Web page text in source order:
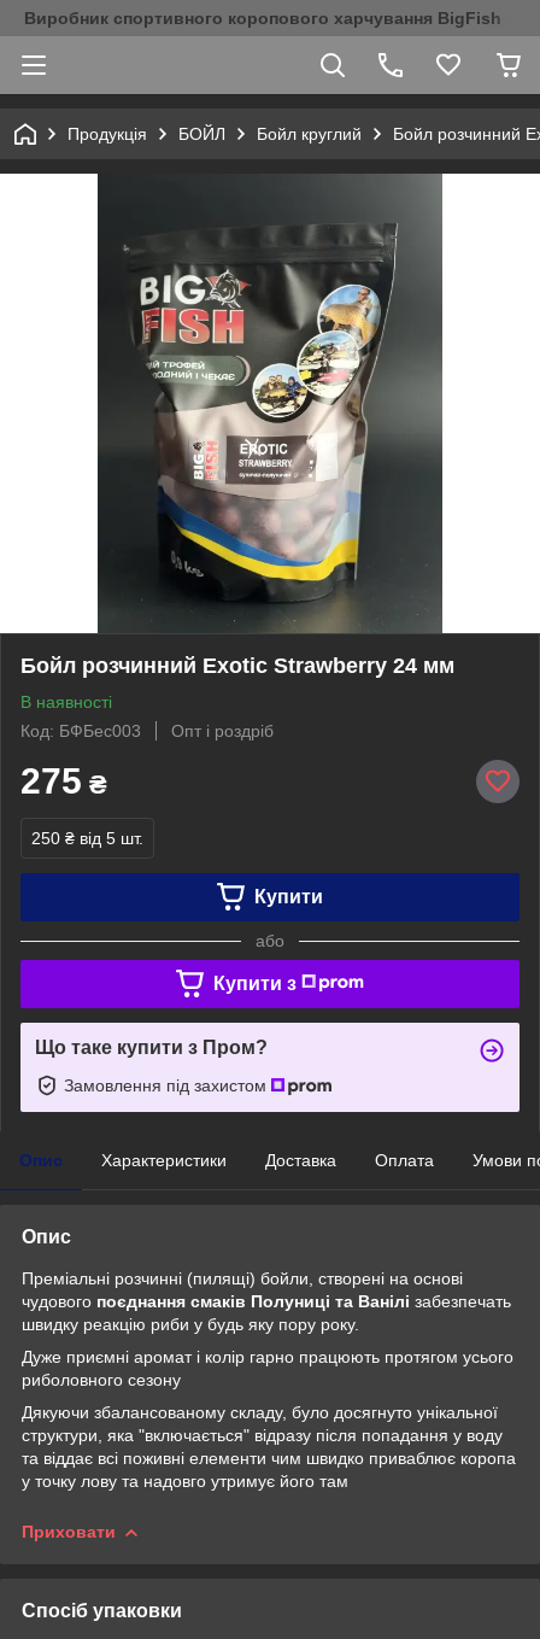
Виробник спортивного коропового харчування BigFish
Продукція БОЙЛ Бойл круглий Бойл розчинний
Бойл розчинний Exotic Strawberry 24 мм
В наявності
Код: БФБес003
Опт і роздріб
275 ₴
250 ₴ від 5 шт.
Купити
або
Купити з
Що таке купити з Пром?
Замовлення під захистом
Опис Характеристики Доставка Оплата Умови
Опис
Преміальні розчинні (пилящі) бойли, створені на основі
чудового поєднання смаків Полуниці та Ванілі забезпечать
швидку реакцію риби у будь яку пору року.
Дуже приємні аромат і колір гарно працюють протягом усього
риболовного сезону
Дякуючи збалансованому складу, було досягнуто унікальної
структури, яка "включається" відразу після попадання у воду
та віддає всі поживні елементи чим швидко приваблює коропа
у точку лову та надовго утримує його там
Приховати
Спосіб упаковки